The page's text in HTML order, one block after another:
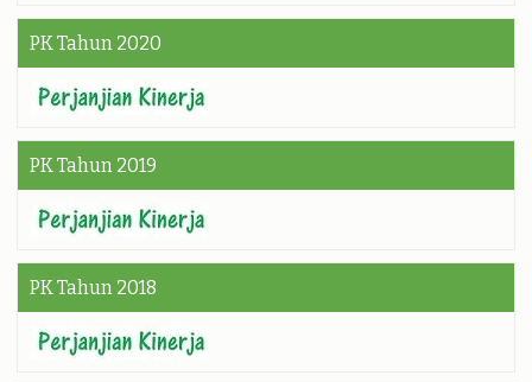
PK Tahun 2020
PK Tahun 2019
PK Tahun 2018